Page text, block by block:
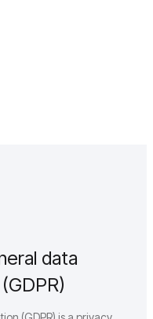
data